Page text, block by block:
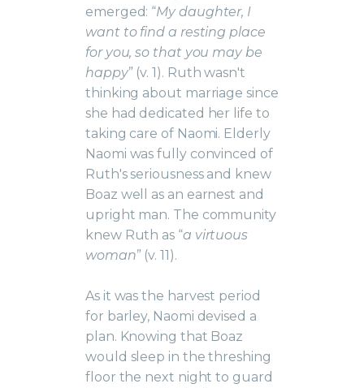
emerged: “My daughter, I
want to find a resting place
for you, so that you may be
happy” (v. 1). Ruth wasn't
thinking about marriage since
she had dedicated her life to
taking care of Naomi. Elderly
Naomi was fully convinced of
Ruth's seriousness and knew
Boaz well as an earnest and
upright man. The community
knew Ruth as “a virtuous
woman” (v. 11).
As it was the harvest period
for barley, Naomi devised a
plan. Knowing that Boaz
would sleep in the threshing
floor the next night to guard